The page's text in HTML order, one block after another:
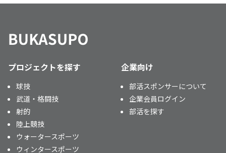
プロジェクトを探す
球技
武道・格闘技
射的
陸上競技
ウォータースポーツ
ウィンタースポーツ
企業向け
部活スポンサーについて
企業会員ログイン
部活を探す